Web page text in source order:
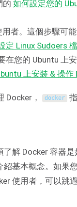
的 如何設定您的
者。這個步驟可
定 Linux Sudoers
在您的 Ubuntu 上
上安裝 & 操作
Docker， docker
解 Docker 容器
基本概念。如果
使用者，可以跳